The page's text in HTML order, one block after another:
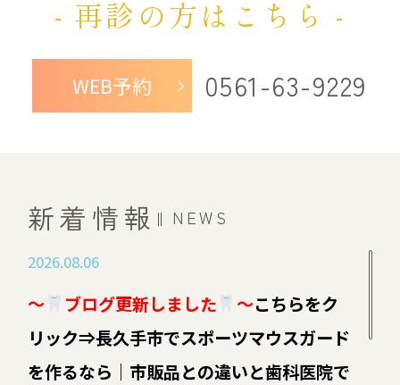
- 再診の方はこちら -
WEB予約 0561-63-9229
新着情報 NEWS
2026.08.06
～ ブログ更新しました ～こちらをク
リック⇒長久手市でスポーツマウスガード
を作るなら｜市販品との違いと歯科医院で